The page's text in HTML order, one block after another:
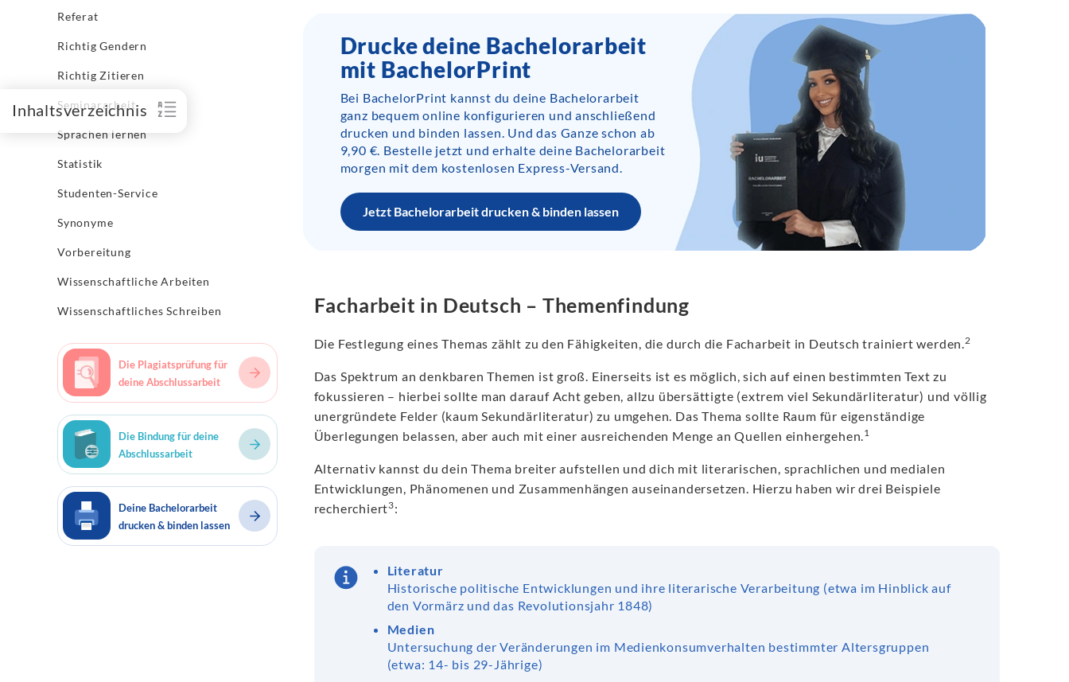
Referat
Richtig Gendern
Richtig Zitieren
Seminararbeit
Sprachen lernen
Statistik
Studenten-Service
Synonyme
Vorbereitung
Wissenschaftliche Arbeiten
Wissenschaftliches Schreiben
Die Plagiatsprüfung für
deine Abschlussarbeit
Die Bindung für deine
Abschlussarbeit
Deine Bachelorarbeit
drucken & binden lassen
Inhaltsverzeichnis
Drucke deine Bachelorarbeit
mit BachelorPrint
Bei BachelorPrint kannst du deine Bachelorarbeit
ganz bequem online konfigurieren und anschließend
drucken und binden lassen. Und das Ganze schon ab
9,90 €. Bestelle jetzt und erhalte deine Bachelorarbeit
morgen mit dem kostenlosen Express-Versand.
Jetzt Bachelorarbeit drucken & binden lassen
Facharbeit in Deutsch – Themenfindung
Die Festlegung eines Themas zählt zu den Fähigkeiten, die durch die Facharbeit in Deutsch trainiert werden.2
Das Spektrum an denkbaren Themen ist groß. Einerseits ist es möglich, sich auf einen bestimmten Text zu
fokussieren – hierbei sollte man darauf Acht geben, allzu übersättigte (extrem viel Sekundärliteratur) und völlig
unergründete Felder (kaum Sekundärliteratur) zu umgehen. Das Thema sollte Raum für eigenständige
Überlegungen belassen, aber auch mit einer ausreichenden Menge an Quellen einhergehen.1
Alternativ kannst du dein Thema breiter aufstellen und dich mit literarischen, sprachlichen und medialen
Entwicklungen, Phänomenen und Zusammenhängen auseinandersetzen. Hierzu haben wir drei Beispiele
recherchiert3:
Literatur
Historische politische Entwicklungen und ihre literarische Verarbeitung (etwa im Hinblick auf
den Vormärz und das Revolutionsjahr 1848)
Medien
Untersuchung der Veränderungen im Medienkonsumverhalten bestimmter Altersgruppen
(etwa: 14- bis 29-Jährige)